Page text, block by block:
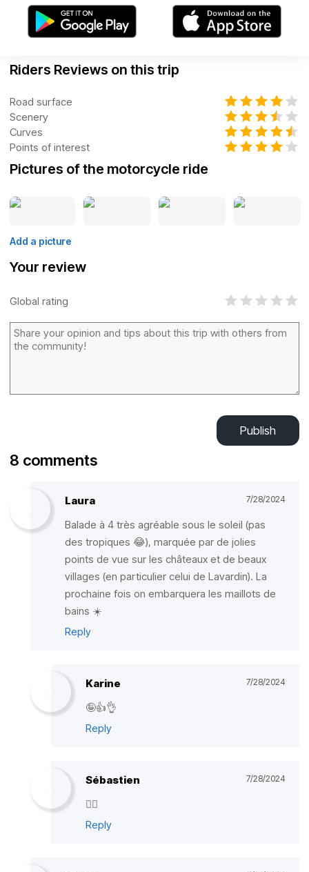
Riders Reviews on this trip
Road surface
Scenery
Curves
Points of interest
Pictures of the motorcycle ride
Add a picture
Your review
Global rating
Publish
8 comments
Laura 7/28/2024
Balade à 4 très agréable sous le soleil (pas
des tropiques 😂), marquée par de jolies
points de vue sur les châteaux et de beaux
villages (en particulier celui de Lavardin). La
prochaine fois on embarquera les maillots de
bains ☀️
Reply
Karine 7/28/2024
🤪👍👌
Reply
Sébastien 7/28/2024
✌🏼
Reply